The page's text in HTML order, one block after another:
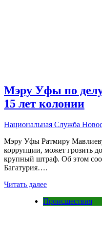
Мэру Уфы по делу
15 лет колонии
Национальная Служба
Мэру Уфы Ратмиру
коррупции, может грозить
крупный штраф. Об этом
Багатурия….
Читать далее
Происшествия